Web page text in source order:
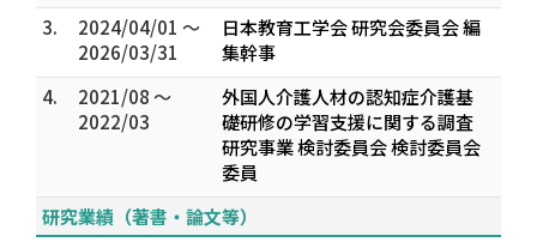
3.
2024/04/01 ～
2026/03/31
日本教育工学会 研究会委員会 編
集幹事
4.
2021/08 ～
2022/03
外国人介護人材の認知症介護基
礎研修の学習支援に関する調査
研究事業 検討委員会 検討委員会
委員
研究業績（著書・論文等）